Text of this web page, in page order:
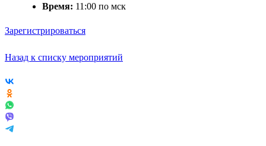
Время: 11:00 по мск
Зарегистрироваться
Назад к списку мероприятий